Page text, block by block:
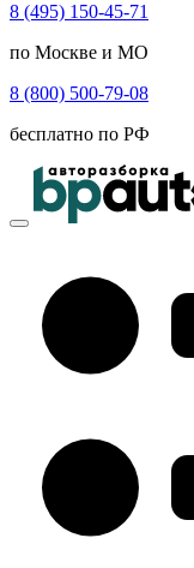
8 (495) 150-45-71
по Москве и МО
8 (800) 500-79-08
бесплатно по РФ